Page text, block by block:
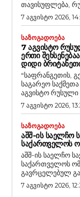
თავისუფლება,
7 აგვისტო 2026,
ᲡᲐᲖᲝᲒᲐᲓᲝᲔᲑᲐ
7 ᲐᲒᲕᲘᲡᲢᲝ
ᲔᲠᲗᲘ
ᲓᲘᲓᲘ
“საფრანგეთის,
საგარეო
აგვისტო რუსული
7 აგვისტო 2026,
ᲡᲐᲖᲝᲒᲐᲓᲝᲔᲑᲐ
ᲐᲨᲨ-ᲘᲡ ᲡᲐᲔᲚᲩᲝ
ᲡᲐᲥᲐᲠᲗᲕᲔᲚᲝᲡ
აშშ-ის საელჩო
საქართველოს ომის 18-
გავრცელებულ
7 აგვისტო 2026,